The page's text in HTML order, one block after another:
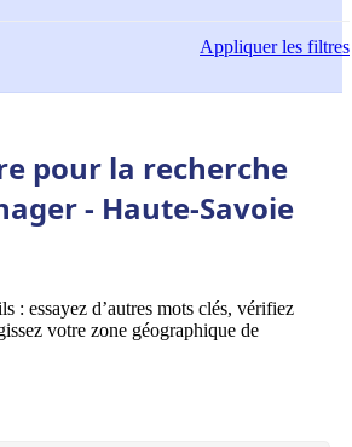
Appliquerles filtres
pour la recherche
- Haute-Savoie
: essayez d’autres mots clés, vérifiez
votre zone géographique de